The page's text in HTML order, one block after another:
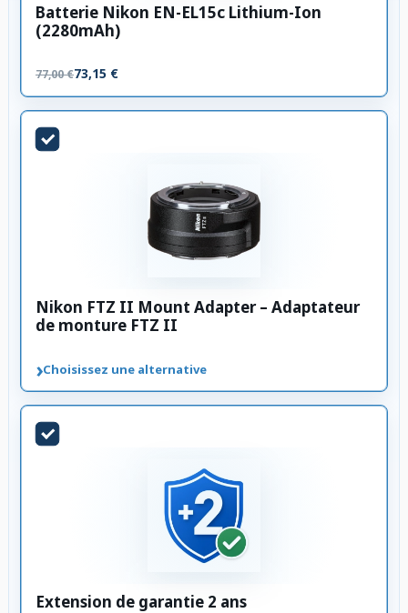
Batterie Nikon EN-EL15c Lithium-Ion
(2280mAh)
77,00 €73,15 €
Nikon FTZ II Mount Adapter – Adaptateur
de monture FTZ II
›Choisissez une alternative
Extension de garantie 2 ans